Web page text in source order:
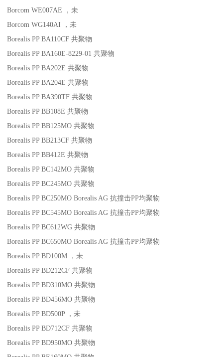
Borcom WE007AE
，未
Borcom WG140AI
，未
Borealis PP BA110CF 共聚物
Borealis PP BA160E-8229-01 共聚物
Borealis PP BA202E 共聚物
Borealis PP BA204E 共聚物
Borealis PP BA390TF 共聚物
Borealis PP BB108E 共聚物
Borealis PP BB125MO 共聚物
Borealis PP BB213CF 共聚物
Borealis PP BB412E 共聚物
Borealis PP BC142MO 共聚物
Borealis PP BC245MO 共聚物
Borealis PP BC250MO Borealis AG 抗撞击PP均聚物
Borealis PP BC545MO Borealis AG 抗撞击PP均聚物
Borealis PP BC612WG 共聚物
Borealis PP BC650MO Borealis AG 抗撞击PP均聚物
Borealis PP BD100M
，未
Borealis PP BD212CF 共聚物
Borealis PP BD310MO 共聚物
Borealis PP BD456MO 共聚物
Borealis PP BD500P
，未
Borealis PP BD712CF 共聚物
Borealis PP BD950MO 共聚物